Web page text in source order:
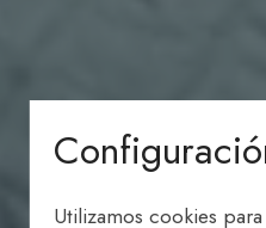
Utilizamos cookies